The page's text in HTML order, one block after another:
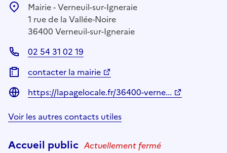
Mairie - Verneuil-sur-Igneraie
1 rue de la Vallée-Noire
36400 Verneuil-sur-Igneraie
02 54 31 02 19
contacter la mairie
https://lapagelocale.fr/36400-verne...
Voir les autres contacts utiles
Accueil public Actuellement fermé